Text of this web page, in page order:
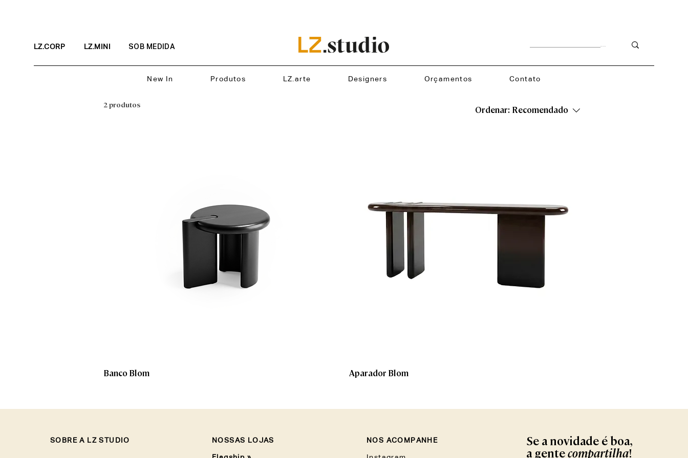
LZ.CORP LZ.MINI SOB MEDIDA
New In Produtos LZ.arte Designers Orçamentos Contato
2 produtos Ordenar: Recomendado
Banco Blom Aparador Blom
SOBRE A LZ STUDIO NOSSAS LOJAS NOS ACOMPANHE
Se a novidade é boa,
a gentecompartilha!